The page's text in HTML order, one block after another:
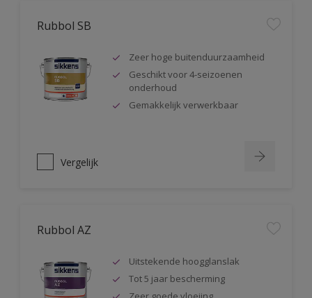
Rubbol SB
Zeer hoge buitenduurzaamheid
Geschikt voor 4-seizoenen
onderhoud
Gemakkelijk verwerkbaar
Vergelijk
Rubbol AZ
Uitstekende hoogglanslak
Tot 5 jaar bescherming